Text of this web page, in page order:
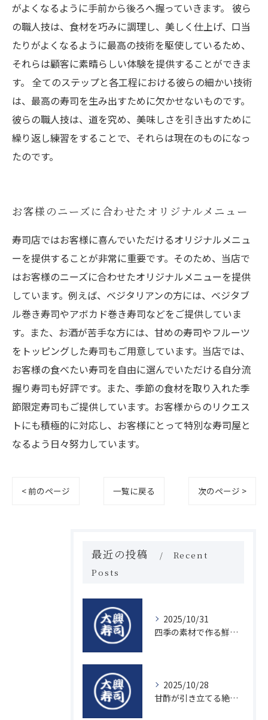
がよくなるように手前から後ろへ握っていきます。 彼ら
の職人技は、食材を巧みに調理し、美しく仕上げ、口当
たりがよくなるように最高の技術を駆使しているため、
それらは顧客に素晴らしい体験を提供することができま
す。 全てのステップと各工程における彼らの細かい技術
は、最高の寿司を生み出すために欠かせないものです。
彼らの職人技は、道を究め、美味しさを引き出すために
繰り返し練習をすることで、それらは現在のものになっ
たのです。
お客様のニーズに合わせたオリジナルメニュー
寿司店ではお客様に喜んでいただけるオリジナルメニュ
ーを提供することが非常に重要です。そのため、当店で
はお客様のニーズに合わせたオリジナルメニューを提供
しています。例えば、ベジタリアンの方には、ベジタブ
ル巻き寿司やアボカド巻き寿司などをご提供していま
す。また、お酒が苦手な方には、甘めの寿司やフルーツ
をトッピングした寿司もご用意しています。当店では、
お客様の食べたい寿司を自由に選んでいただける自分流
握り寿司も好評です。また、季節の食材を取り入れた季
節限定寿司もご提供しています。お客様からのリクエス
トにも積極的に対応し、お客様にとって特別な寿司屋と
なるよう日々努力しています。
< 前のページ 一覧に戻る 次のページ >
最近の投稿
Recent
Posts
2025/10/31
四季の素材で作る鮮度抜群の握り寿司の魅力
2025/10/28
甘酢が引き立てる絶品寿司のシャリの秘密